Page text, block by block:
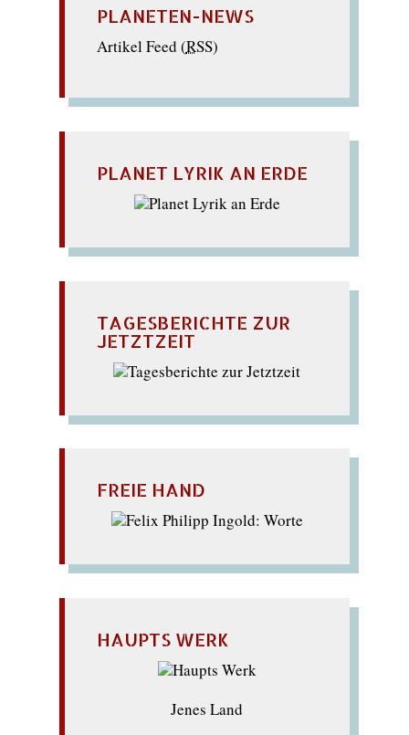
PLANETEN-NEWS
Artikel Feed (RSS)
PLANET LYRIK AN ERDE
TAGESBERICHTE ZUR
JETZTZEIT
FREIE HAND
HAUPTS WERK
Jenes Land